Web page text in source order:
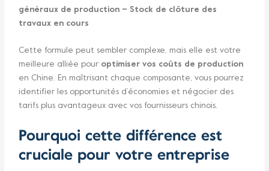
généraux de production – Stock de clôture des
travaux en cours
Cette formule peut sembler complexe, mais elle est votre
meilleure alliée pour optimiser vos coûts de production
en Chine. En maîtrisant chaque composante, vous pourrez
identifier les opportunités d’économies et négocier des
tarifs plus avantageux avec vos fournisseurs chinois.
Pourquoi cette différence est
cruciale pour votre entreprise